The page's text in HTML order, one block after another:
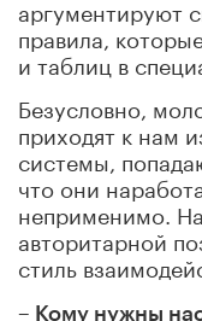
аргументируют
правила,
и таблиц в
Безусловно,
приходят к нам
системы,
что они
неприменимо.
авторитарной
стиль
– Кому нужны